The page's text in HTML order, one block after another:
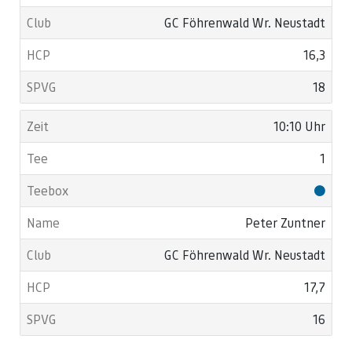
GC Föhrenwald Wr. Neustadt
16,3
18
10:10 Uhr
1
Peter Zuntner
GC Föhrenwald Wr. Neustadt
17,7
16